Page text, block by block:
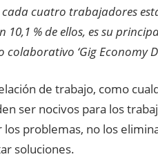
cuatro trabajadores
% de ellos, es su
‘Gig Economy
de trabajo, como
ser nocivos para los
problemas, no los
soluciones.